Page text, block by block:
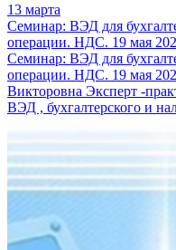
13 марта
Семинар: ВЭД для
операции. НДС. 19 мая
Семинар: ВЭД для
операции. НДС. 19 мая
Викторовна Эксперт -
ВЭД , бухгалтерского и